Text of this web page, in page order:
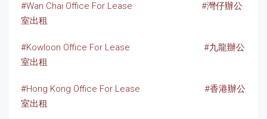
#Wan Chai Office For Lease
#灣仔辦公
室出租
#Kowloon Office For Lease
#九龍辦公
室出租
#Hong Kong Office For Lease
#香港辦公
室出租